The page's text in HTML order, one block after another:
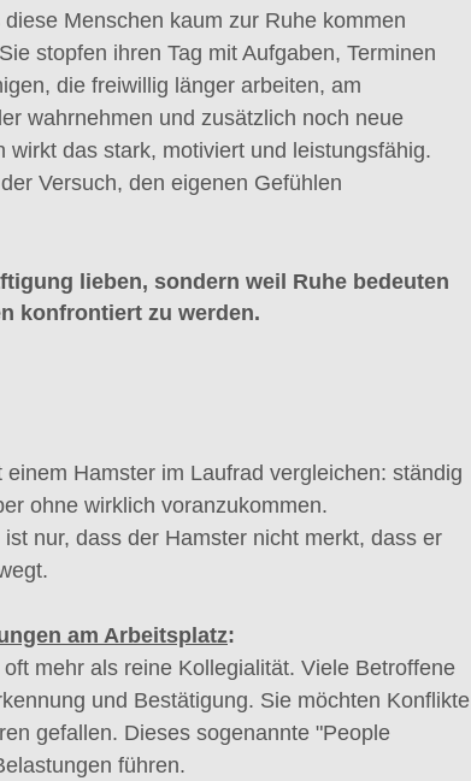
Menschen kaum zur Ruhe kommen
stopfen ihren Tag mit Aufgaben, Terminen
die freiwillig länger arbeiten, am
wahrnehmen und zusätzlich noch neue
das stark, motiviert und leistungsfähig.
Versuch, den eigenen Gefühlen
lieben, sondern weil Ruhe bedeuten
konfrontiert zu werden.
einem Hamster im Laufrad vergleichen: ständig
ohne wirklich voranzukommen.
nur, dass der Hamster nicht merkt, dass er
am Arbeitsplatz:
mehr als reine Kollegialität. Viele Betroffene
und Bestätigung. Sie möchten Konflikte
gefallen. Dieses sogenannte "People
führen.